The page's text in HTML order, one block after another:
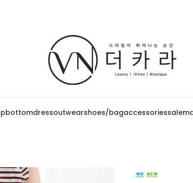
bottomdressoutwearshoes/bagaccessoriessale